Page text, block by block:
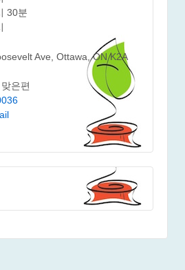
30분
Ave, Ottawa, ON K2A
맞은편